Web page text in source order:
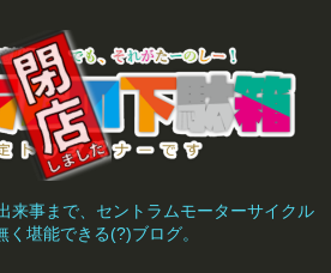
来事まで、セントラムモーターサイクル
く堪能できる(?)ブログ。